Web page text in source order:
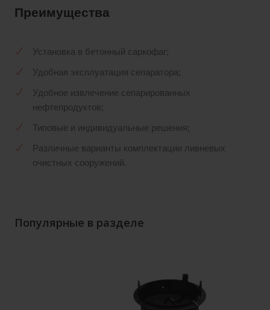
Преимущества
Установка в бетонный саркофаг;
Удобная эксплуатация сепаратора;
Удобное извлечение сепарированных
нефтепродуктов;
Типовые и индивидуальные решения;
Различные варианты комплектации ливневых
очистных сооружений.
Популярные в разделе